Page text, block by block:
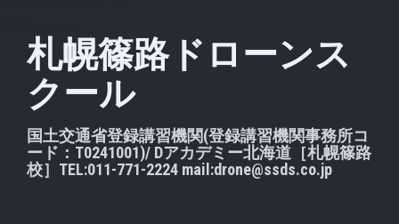
札幌篠路ドローンス
クール
国土交通省登録講習機関(登録講習機関事務所コ
ード：T0241001)/ Dアカデミー北海道［札幌篠路
校］TEL:011-771-2224 mail:drone@ssds.co.jp